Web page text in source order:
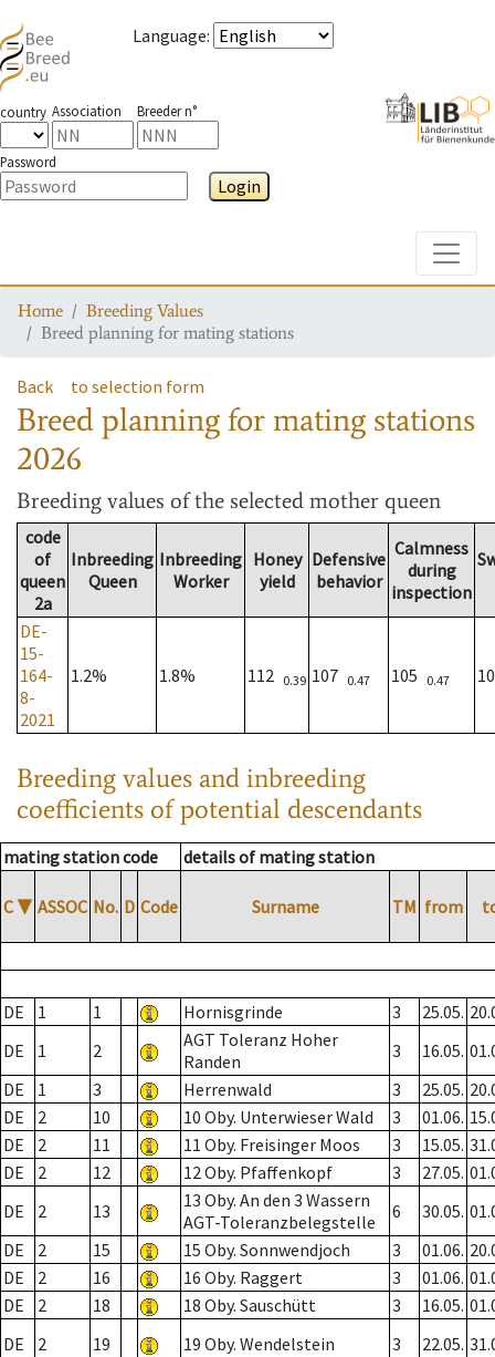
Language:
country Association Breeder n°
Password
Login
Home
Breeding Values
Breed planning for mating stations
Back to selection form
Breed planning for mating stations
2026
Breeding values of the selected mother queen
code
of
queen
2a
Inbreeding
Queen
Inbreeding
Worker
Honey
yield
Defensive
behavior
Calmness
during
inspection
DE-
15-
164-
8-
2021
1.2% 1.8% 112 0.39 107 0.47 105 0.47
Breeding values and inbreeding
coefficients of potential descendants
mating station code details of mating station
C ▼ ASSOC No. D Code Surname TM from
DE 1 1 Hornisgrinde 3 25.05.
DE
1 2
AGT Toleranz Hoher
Randen
3 16.05.
DE
1 3 Herrenwald 3 25.05.
DE
2 10 10 Oby. Unterwieser Wald 3 01.06.
DE
2 11 11 Oby. Freisinger Moos 3 15.05.
DE
2 12 12 Oby. Pfaffenkopf 3 27.05.
DE
2 13
13 Oby. An den 3 Wassern
AGT-Toleranzbelegstelle
6 30.05.
DE
2 15 15 Oby. Sonnwendjoch 3 01.06.
DE
2 16 16 Oby. Raggert 3 01.06.
DE
2 18 18 Oby. Sauschütt 3 16.05.
DE
2 19 19 Oby. Wendelstein 3 22.05.